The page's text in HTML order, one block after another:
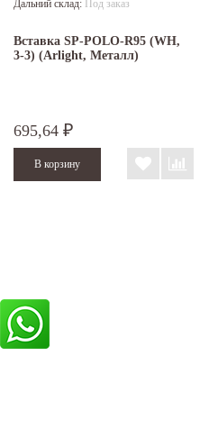
Дальний склад: Под заказ
Вставка SP-POLO-R95 (WH,
3-3) (Arlight, Металл)
695,64 ₽